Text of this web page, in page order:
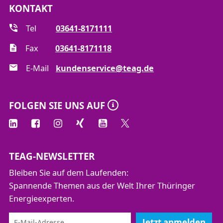
KONTAKT
Tel
03641-8171111
Fax
03641-8171118
E-Mail
kundenservice@teag.de
FOLGEN SIE UNS AUF
TEAG-NEWSLETTER
Bleiben Sie auf dem Laufenden:
Spannende Themen aus der Welt Ihrer Thüringer
Energieexperten.